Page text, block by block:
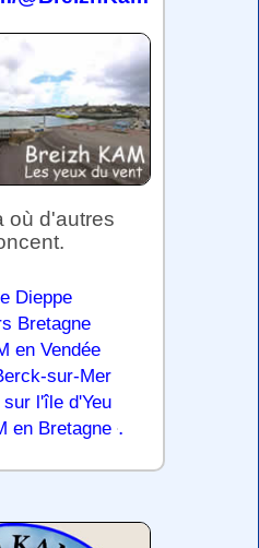
où d'autres
Dieppe
Bretagne
en Vendée
sur-Mer
l'île d'Yeu
en Bretagne .